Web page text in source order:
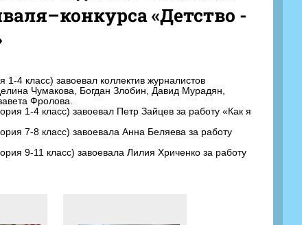
«Детство -
1-4 класс) завоевал коллектив журналистов
Чумакова, Богдан Злобин, Давид Мурадян,
Фролова.
1-4 класс) завоевал Петр Зайцев за работу «Как я
7-8 класс) завоевала Анна Беляева за работу
9-11 класс) завоевала Лилия Хриченко за работу